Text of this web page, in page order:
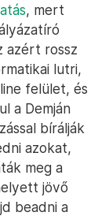
, mert
azért rossz
lutri,
felület, és
a Demján
bírálják
azokat,
meg a
jövő
beadni a